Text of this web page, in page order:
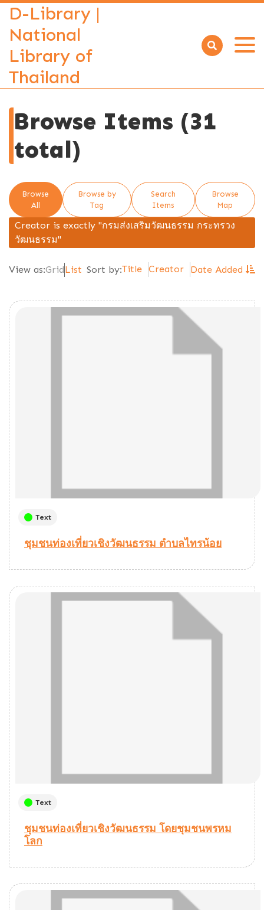
D-Library |
National
Library of
Thailand
Open
Browse Items (31
total)
Browse
All
Browse by
Tag
Search
Items
Browse
Map
Creator is exactly "กรมส่งเสริมวัฒนธรรม กระทรวง
วัฒนธรรม"
View as:GridList Sort by:Title Creator Date Added
Text
ชุมชนท่องเที่ยวเชิงวัฒนธรรม ตำบลไทรน้อย
Text
ชุมชนท่องเที่ยวเชิงวัฒนธรรม โดยชุมชนพรหม
โลก